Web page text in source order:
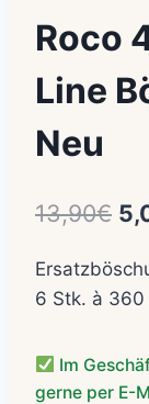
Roco
Line
Neu
13,90€
war:
6 Stk. à 360
Im
gerne per E-